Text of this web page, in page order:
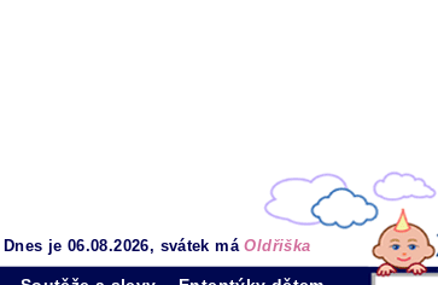
Dnes je 06.08.2026, svátek máOldřiška